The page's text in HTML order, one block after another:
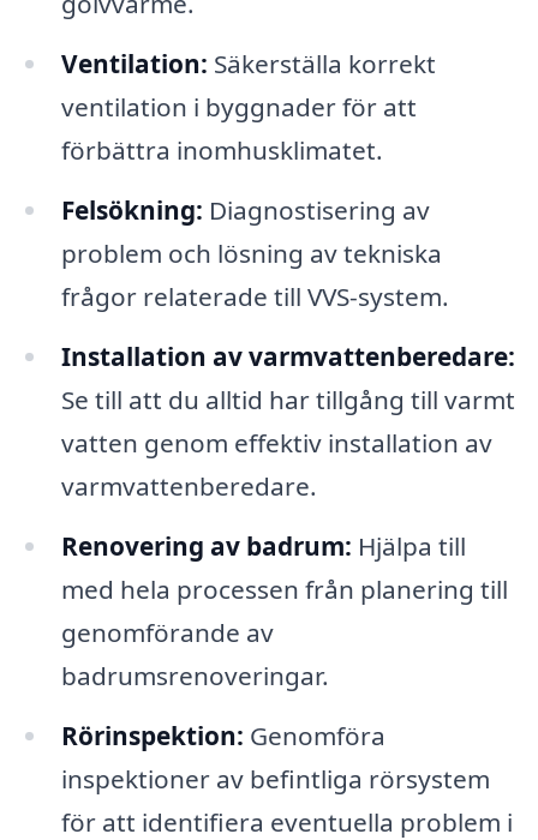
Ventilation: Säkerställa korrekt
ventilation i byggnader för att
förbättra inomhusklimatet.
Felsökning: Diagnostisering av
problem och lösning av tekniska
frågor relaterade till VVS-system.
Installation av varmvattenberedare:
Se till att du alltid har tillgång till varmt
vatten genom effektiv installation av
varmvattenberedare.
Renovering av badrum: Hjälpa till
med hela processen från planering till
genomförande av
badrumsrenoveringar.
Rörinspektion: Genomföra
inspektioner av befintliga rörsystem
för att identifiera eventuella problem i